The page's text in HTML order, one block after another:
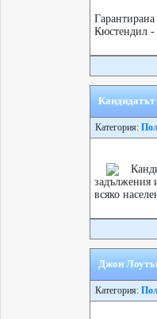
Кюстендил -
Кандидатът
Категория:
задължения
всяко
Джон
Категория: